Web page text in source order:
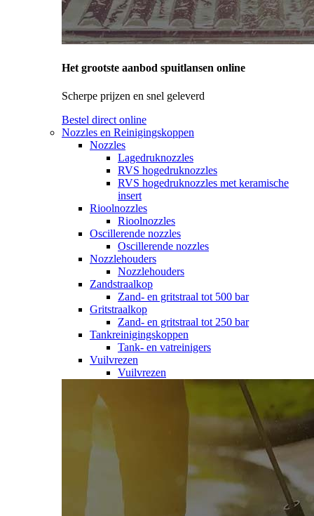
Het grootste aanbod spuitlansen online
Scherpe prijzen en snel geleverd
Bestel direct online
Nozzles en Reinigingskoppen
Nozzles
Lagedruknozzles
RVS hogedruknozzles
RVS hogedruknozzles met keramische
insert
Rioolnozzles
Rioolnozzles
Oscillerende nozzles
Oscillerende nozzles
Nozzlehouders
Nozzlehouders
Zandstraalkop
Zand- en gritstraal tot 500 bar
Gritstraalkop
Zand- en gritstraal tot 250 bar
Tankreinigingskoppen
Tank- en vatreinigers
Vuilvrezen
Vuilvrezen